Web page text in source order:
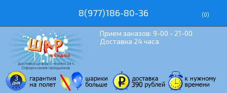
8(977)186-80-36 (0)
Прием заказов: 9-00 - 21-00
Доставка 24 часа